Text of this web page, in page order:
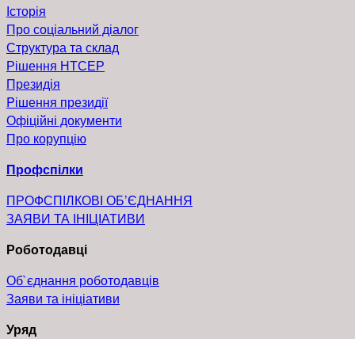
Історія
Про соціальний діалог
Структура та склад
Рішення НТСЕР
Президія
Pішення президії
Офіційні документи
Про корупцію
Профспілки
ПРОФСПІЛКОВІ ОБ’ЄДНАННЯ
ЗАЯВИ ТА ІНІЦІАТИВИ
Роботодавці
Об`єднання роботодавців
Заяви та ініціативи
Уряд